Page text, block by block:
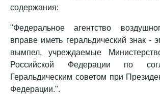
содержания:
"Федеральное агентство
вправе иметь геральдический знак -
вымпел, учреждаемые
Российской Федерации по
Геральдическим советом при
Федерации.".